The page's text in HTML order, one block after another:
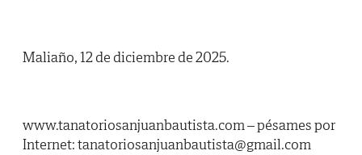
Maliaño, 12 de diciembre de 2025.
www.tanatoriosanjuanbautista.com – pésames por
Internet: tanatoriosanjuanbautista@gmail.com